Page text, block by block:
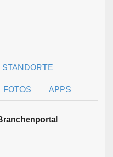
STANDORTE
FOTOS APPS